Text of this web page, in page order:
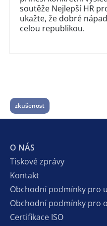
soutěže Nejlepší HR
ukažte, že dobré
celou republikou.
zkušenost
O NÁS
Tiskové zprávy
Kontakt
Obchodní podmínky pro
Obchodní podmínky pro
Certifikace ISO